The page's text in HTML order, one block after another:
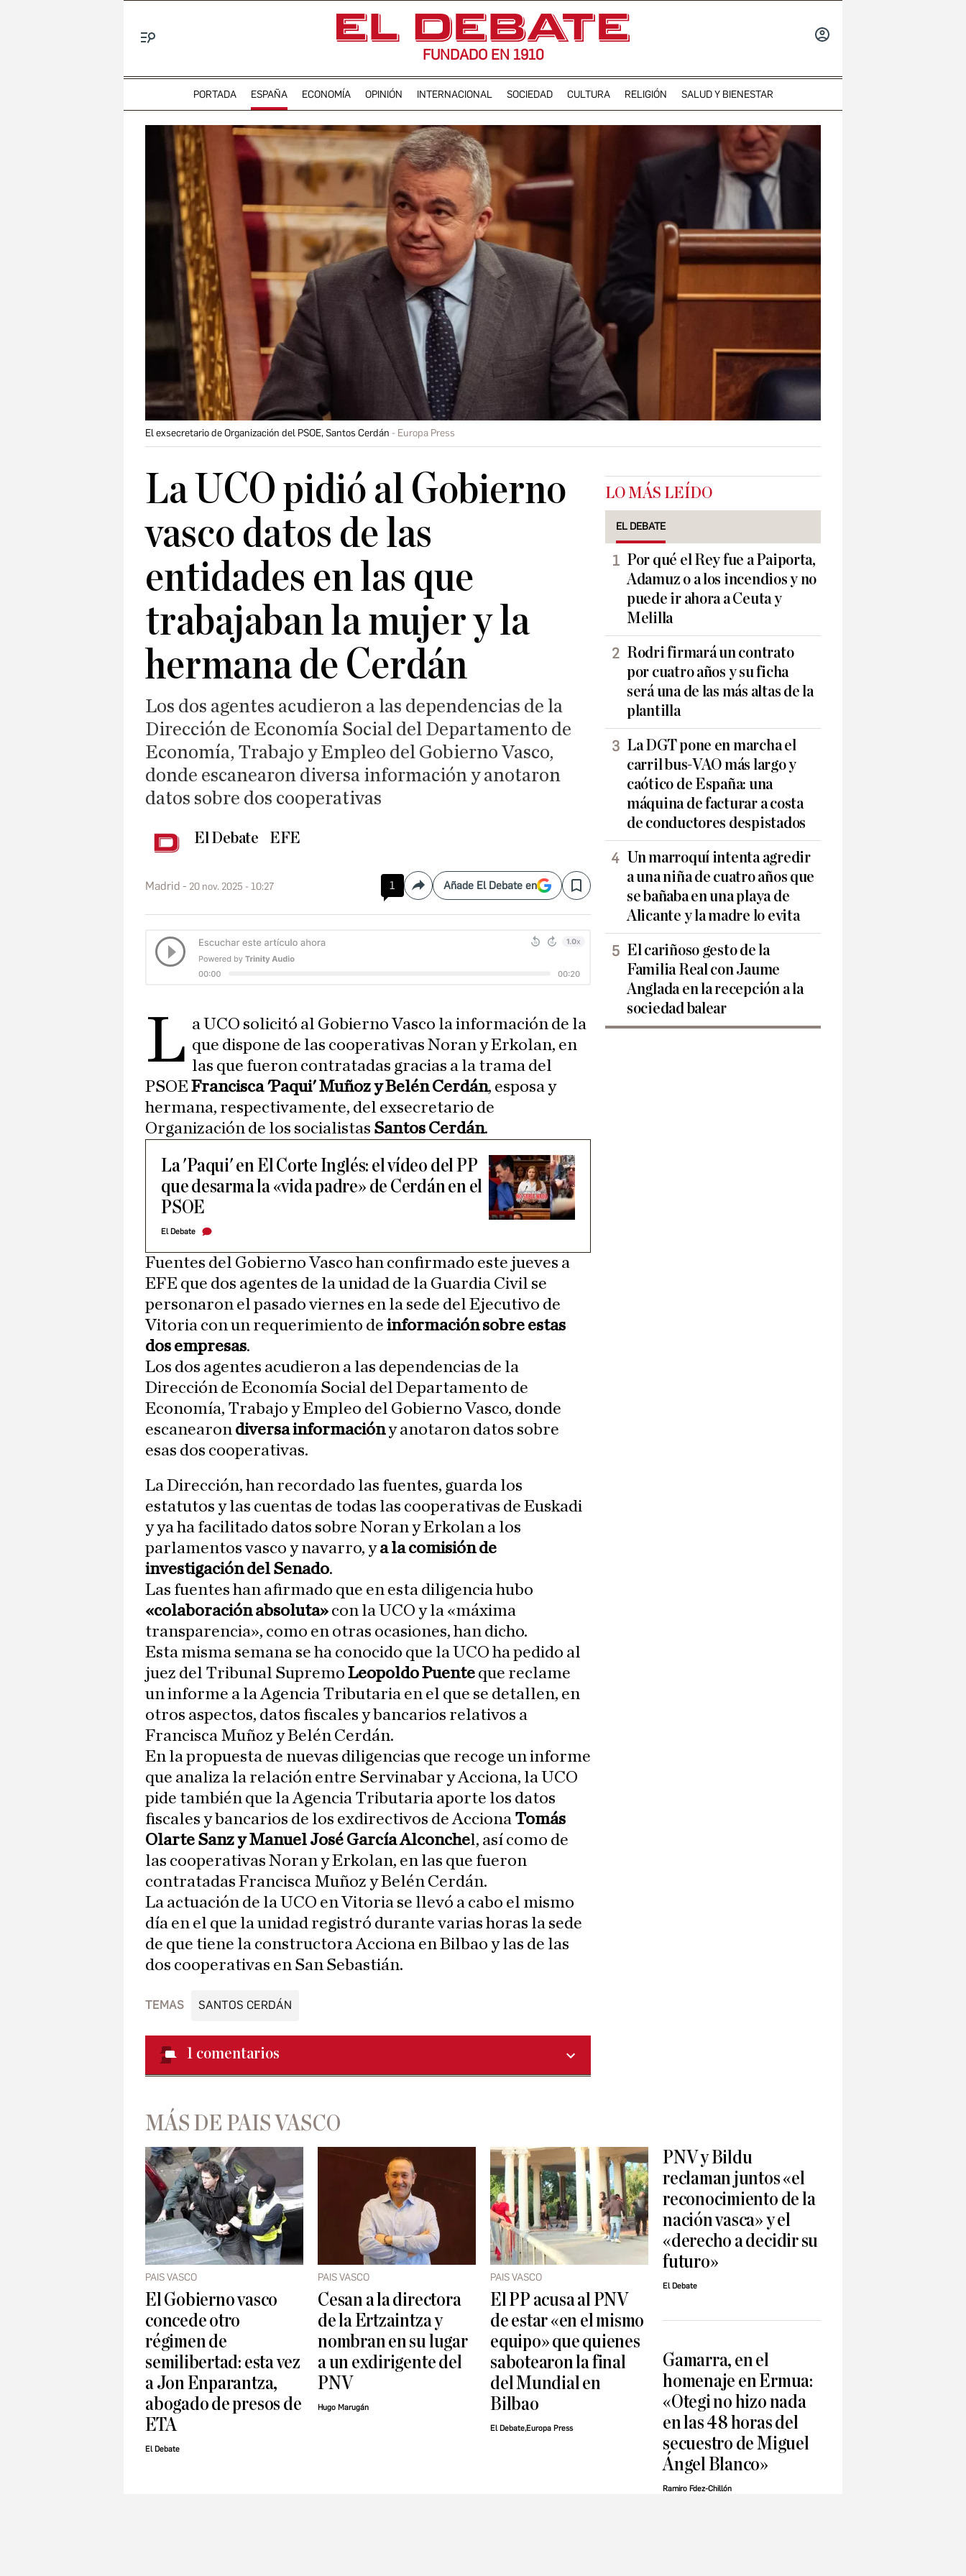
FUNDADO EN 1910
PORTADA ESPAÑA ECONOMÍA OPINIÓN INTERNACIONAL SOCIEDAD CULTURA RELIGIÓN SALUD Y BIENESTAR
El exsecretario de Organización del PSOE, Santos Cerdán Europa Press
La UCO pidió al Gobierno
vasco datos de las
entidades en las que
trabajaban la mujer y la
hermana de Cerdán
Los dos agentes acudieron a las dependencias de la
Dirección de Economía Social del Departamento de
Economía, Trabajo y Empleo del Gobierno Vasco,
donde escanearon diversa información y anotaron
datos sobre dos cooperativas
El Debate EFE
Madrid 20 nov. 2025 - 10:27 1 CompartirAñade El Debate en Save
L a UCO solicitó al Gobierno Vasco la información de la
que dispone de las cooperativas Noran y Erkolan, en
las que fueron contratadas gracias a la trama del
PSOE Francisca 'Paqui' Muñoz y Belén Cerdán, esposa y
hermana, respectivamente, del exsecretario de
Organización de los socialistas Santos Cerdán.
La 'Paqui' en El Corte Inglés: el vídeo del PP
que desarma la «vida padre» de Cerdán en el
PSOE
El Debate
Fuentes del Gobierno Vasco han confirmado este jueves a
EFE que dos agentes de la unidad de la Guardia Civil se
personaron el pasado viernes en la sede del Ejecutivo de
Vitoria con un requerimiento de información sobre estas
dos empresas.
Los dos agentes acudieron a las dependencias de la
Dirección de Economía Social del Departamento de
Economía, Trabajo y Empleo del Gobierno Vasco, donde
escanearon diversa informacióny anotaron datos sobre
esas dos cooperativas.
La Dirección, han recordado las fuentes, guarda los
estatutos y las cuentas de todas las cooperativas de Euskadi
y ya ha facilitado datos sobre Noran y Erkolan a los
parlamentos vasco y navarro, ya la comisión de
investigación del Senado.
Las fuentes han afirmado que en esta diligencia hubo
«colaboración absoluta» con la UCO y la «máxima
transparencia», como en otras ocasiones, han dicho.
Esta misma semana se ha conocido que la UCO ha pedido al
juez del Tribunal Supremo Leopoldo Puente que reclame
un informe a la Agencia Tributaria en el que se detallen, en
otros aspectos, datos fiscales y bancarios relativos a
Francisca Muñoz y Belén Cerdán.
En la propuesta de nuevas diligencias que recoge un informe
que analiza la relación entre Servinabar y Acciona, la UCO
pide también que la Agencia Tributaria aporte los datos
fiscales y bancarios de los exdirectivos de Acciona Tomás
Olarte Sanz y Manuel José García Alconchel, así como de
las cooperativas Noran y Erkolan, en las que fueron
contratadas Francisca Muñoz y Belén Cerdán.
La actuación de la UCO en Vitoria se llevó a cabo el mismo
día en el que la unidad registró durante varias horas la sede
de que tiene la constructora Acciona en Bilbao y las de las
dos cooperativas en San Sebastián.
TEMAS SANTOS CERDÁN
1 comentarios
LO MÁS LEÍDO
EL DEBATE
Por qué el Rey fue a Paiporta,
Adamuz o a los incendios y no
puede ir ahora a Ceuta y
Melilla
Rodri firmará un contrato
por cuatro años y su ficha
será una de las más altas de la
plantilla
La DGT pone en marcha el
carril bus-VAO más largo y
caótico de España: una
máquina de facturar a costa
de conductores despistados
Un marroquí intenta agredir
a una niña de cuatro años que
se bañaba en una playa de
Alicante y la madre lo evita
El cariñoso gesto de la
Familia Real con Jaume
Anglada en la recepción a la
sociedad balear
MÁS DE PAIS VASCO
PAIS VASCO
El Gobierno vasco
concede otro
régimen de
semilibertad: esta vez
a Jon Enparantza,
abogado de presos de
ETA
El Debate
PAIS VASCO
Cesan a la directora
de la Ertzaintza y
nombran en su lugar
a un exdirigente del
PNV
Hugo Marugán
PAIS VASCO
El PP acusa al PNV
de estar «en el mismo
equipo» que quienes
sabotearon la final
del Mundial en
Bilbao
El Debate,Europa Press
PNV y Bildu
reclaman juntos «el
reconocimiento de la
nación vasca» y el
«derecho a decidir su
futuro»
El Debate
Gamarra, en el
homenaje en Ermua:
«Otegi no hizo nada
en las 48 horas del
secuestro de Miguel
Ángel Blanco»
Ramiro Fdez-Chillón